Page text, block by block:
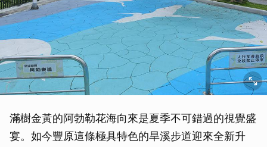
滿樹金黃的阿勃勒花海向來是夏季不可錯過的視覺盛
宴。如今豐原這條極具特色的旱溪步道迎來全新升